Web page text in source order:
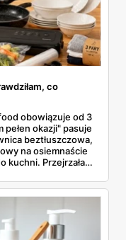
co
obowiązuje od 3
pełen okazji" pasuje
beztłuszczowa,
na osiemnaście
kuchni. Przejrzałam